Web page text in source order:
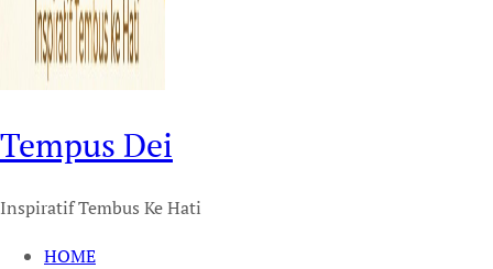
Tempus Dei
Inspiratif Tembus Ke Hati
HOME